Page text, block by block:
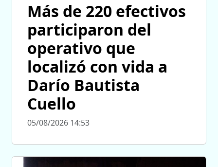
Más de 220 efectivos
participaron del
operativo que
localizó con vida a
Darío Bautista
Cuello
05/08/2026 14:53